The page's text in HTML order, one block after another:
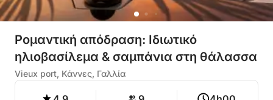
Ρομαντική απόδραση: Ιδιωτικό
ηλιοβασίλεμα & σαμπάνια στη θάλασσα
Vieux port, Κάννες, Γαλλία